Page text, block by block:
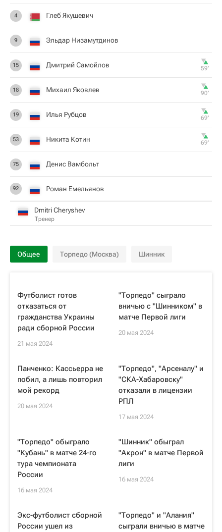
4 Глеб Якушевич
9 Эльдар Низамутдинов
15 Дмитрий Самойлов 59‎’‎
18 Михаил Яковлев 90‎’‎
19 Илья Рубцов 69‎’‎
53 Никита Котин 69‎’‎
75 Денис Вамбольт
92 Роман Емельянов
Dmitri Cheryshev
Тренер
Общее Торпедо (Москва) Шинник
Футболист готов
отказаться от
гражданства Украины
ради сборной России
21 мая 2024
"Торпедо" сыграло
вничью с "Шинником" в
матче Первой лиги
20 мая 2024
Панченко: Кассьерра не
побил, а лишь повторил
мой рекорд
20 мая 2024
"Торпедо", "Арсеналу" и
"СКА-Хабаровску"
отказали в лицензии
РПЛ
17 мая 2024
"Торпедо" обыграло
"Кубань" в матче 24-го
тура чемпионата
России
16 мая 2024
"Шинник" обыграл
"Акрон" в матче Первой
лиги
16 мая 2024
Экс-футболист сборной
России ушел из
"Торпедо" и "Алания"
сыграли вничью в матче